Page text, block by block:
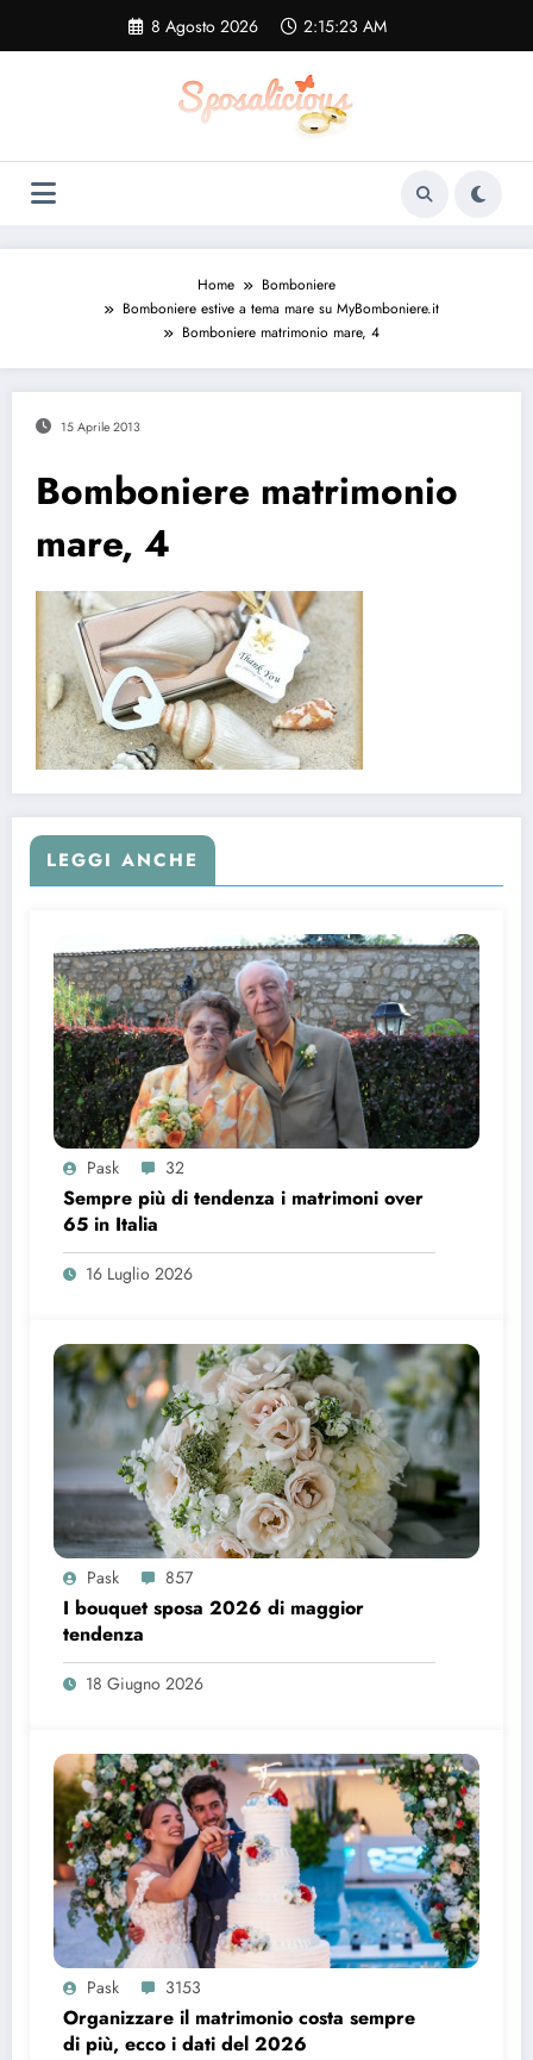
contenuto
8 Agosto 2026 2:15:24 AM
Home
Bomboniere
Bomboniere estive a tema mare su MyBomboniere.it
Bomboniere matrimonio mare, 4
15 Aprile 2013
Bomboniere matrimonio
mare, 4
LEGGI ANCHE
Pask 32
Sempre più di tendenza i matrimoni over
65 in Italia
16 Luglio 2026
Pask 857
I bouquet sposa 2026 di maggior
tendenza
18 Giugno 2026
Pask 3153
Organizzare il matrimonio costa sempre
di più, ecco i dati del 2026